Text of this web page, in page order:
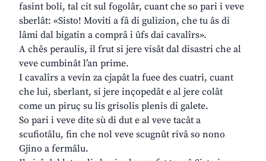
fasint boli, tal cit sul fogolâr, cuant che so pari i veve
sberlât: «Sisto! Moviti a fâ di gulizion, che tu âs di
lâmi dal bigatin a comprâ i ûfs dai cavalîrs».
A chês peraulis, il frut si jere visât dal disastri che al
veve cumbinât l’an prime.
I cavalîrs a vevin za cjapât la fuee des cuatri, cuant
che lui, sberlant, si jere inçopedât e al jere colât
come un piruç su lis grisolis plenis di galete.
So pari i veve dite sù di dut e al veve tacât a
scufiotâlu, fin che nol veve scugnût rivâ so nono
Gjino a fermâlu.